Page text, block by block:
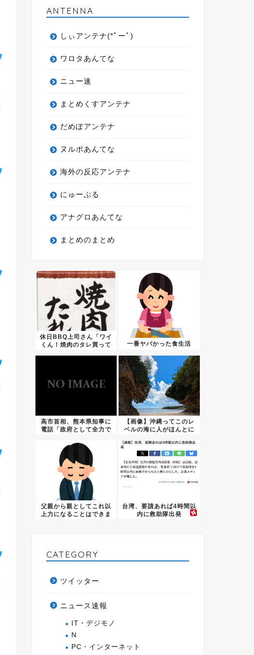
ANTENNA
しぃアンテナ(*ﾟーﾟ)
ワロタあんてな
ニュー速
まとめくすアンテナ
だめぽアンテナ
ヌルポあんてな
海外の反応アンテナ
にゅーぷる
アナグロあんてな
まとめのまとめ
休日BBQ上司さん「ワイ
くん！焼肉のタレ買って
一番ヤバかった食生活
高市首相、熊本県知事に
電話「政府として全力で
【画像】沖縄ってこのレ
ベルの海に人がほんとに
父親から親としてこれ以
上力になることはできま
台湾、要請あれば4時間以
内に救助隊出発
CATEGORY
ツイッター
ニュース速報
IT・デジモノ
N
PC・インターネット